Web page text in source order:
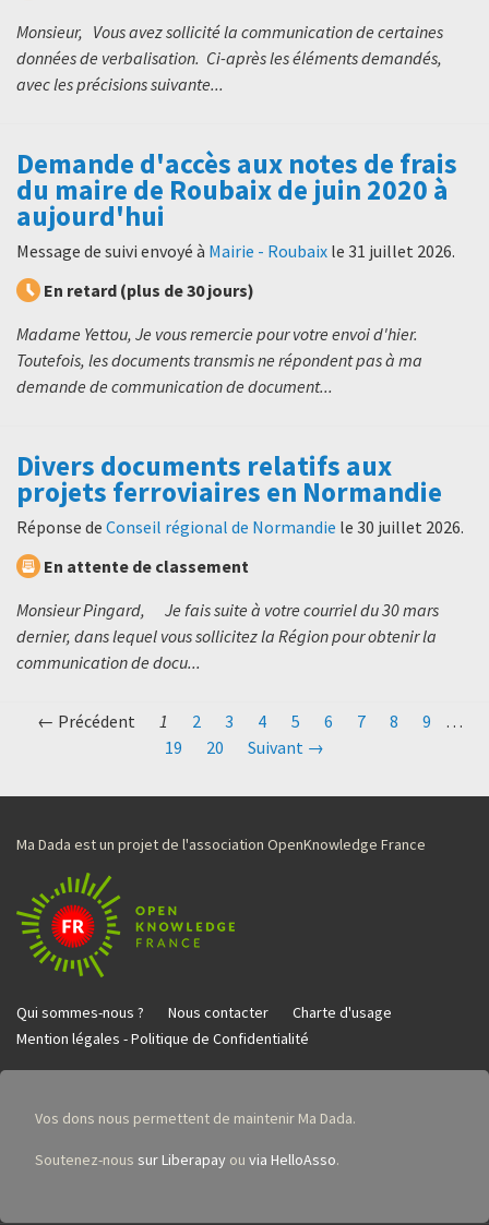
Monsieur, Vous avez sollicité la communication de certaines
données de verbalisation. Ci-après les éléments demandés,
avec les précisions suivante...
Demande d'accès aux notes de frais
du maire de Roubaix de juin 2020 à
aujourd'hui
Message de suivi envoyé à Mairie - Roubaix le 31 juillet 2026.
En retard (plus de 30 jours)
Madame Yettou, Je vous remercie pour votre envoi d'hier.
Toutefois, les documents transmis ne répondent pas à ma
demande de communication de document...
Divers documents relatifs aux
projets ferroviaires en Normandie
Réponse de Conseil régional de Normandie le 30 juillet 2026.
En attente de classement
Monsieur Pingard, Je fais suite à votre courriel du 30 mars
dernier, dans lequel vous sollicitez la Région pour obtenir la
communication de docu...
← Précédent 1 2 3 4 5 6 7 8 9
…
19
20 Suivant →
Ma Dada est un projet de l'association OpenKnowledge France
Qui sommes-nous ? Nous contacter
Charte d'usage
Mention légales - Politique de Confidentialité
Vos dons nous permettent de maintenir Ma Dada.
Soutenez-nous sur Liberapay ou via HelloAsso.